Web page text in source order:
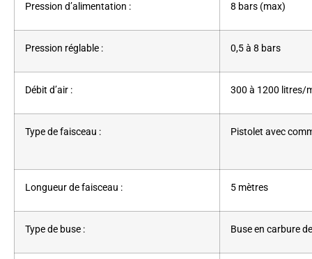
Pression d’alimentation : 8 bars (max)
Pression réglable : 0,5 à 8 bars
Débit d’air : 300 à 1200 litres/
Type de faisceau : Pistolet avec
Longueur de faisceau : 5 mètres
Type de buse : Buse en carbure